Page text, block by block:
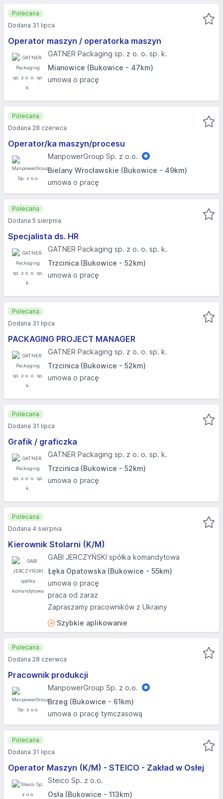
Operator maszyn / operatorka maszyn
GATNER Packaging sp. z o. o. sp. k.
Mianowice (Bukowice - 47km)
umowa o pracę
Polecana
Dodana 31 lipca
Operator/ka maszyn/procesu
ManpowerGroup Sp. z o.o.
Bielany Wrocławskie (Bukowice - 49km)
umowa o pracę
Polecana
Dodana 28 czerwca
Specjalista ds. HR
GATNER Packaging sp. z o. o. sp. k.
Trzcinica (Bukowice - 52km)
umowa o pracę
Polecana
Dodana 5 sierpnia
PACKAGING PROJECT MANAGER
GATNER Packaging sp. z o. o. sp. k.
Trzcinica (Bukowice - 52km)
umowa o pracę
Polecana
Dodana 31 lipca
Grafik / graficzka
GATNER Packaging sp. z o. o. sp. k.
Trzcinica (Bukowice - 52km)
umowa o pracę
Polecana
Dodana 31 lipca
Kierownik Stolarni (K/M)
GABI JERCZYŃSKI spółka komandytowa
Łęka Opatowska (Bukowice - 55km)
umowa o pracę
praca od zaraz
Zapraszamy pracowników z Ukrainy
Szybkie aplikowanie
Polecana
Dodana 4 sierpnia
Pracownik produkcji
ManpowerGroup Sp. z o.o.
Brzeg (Bukowice - 61km)
umowa o pracę tymczasową
Polecana
Dodana 28 czerwca
Operator Maszyn (K/M) - STEICO - Zakład w Osłej
Steico Sp. z o.o.
Osła (Bukowice - 113km)
Polecana
Dodana 31 lipca